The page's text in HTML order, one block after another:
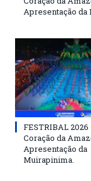
Apresentação da
FESTRIBAL 2026
Coração da
Apresentação da
Muirapinima.